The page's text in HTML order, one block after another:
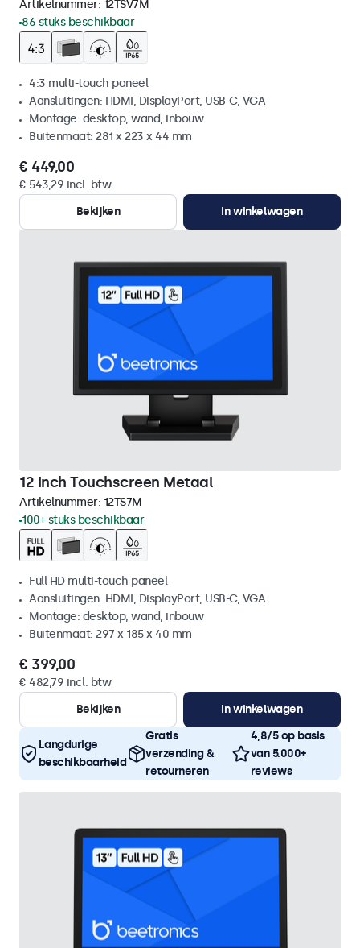
Artikelnummer: 12TSV7M
86 stuks beschikbaar
4:3 multi-touch paneel
Aansluitingen: HDMI, DisplayPort, USB-C, VGA
Montage: desktop, wand, inbouw
Buitenmaat: 281 x 223 x 44 mm
€ 449,00
€ 543,29 incl. btw
Bekijken
In winkelwagen
12 Inch Touchscreen Metaal
Artikelnummer: 12TS7M
100+ stuks beschikbaar
Full HD multi-touch paneel
Aansluitingen: HDMI, DisplayPort, USB-C, VGA
Montage: desktop, wand, inbouw
Buitenmaat: 297 x 185 x 40 mm
€ 399,00
€ 482,79 incl. btw
Bekijken
In winkelwagen
Langdurige
beschikbaarheid
Gratis
verzending &
retourneren
4,8/5 op basis
van 5.000+
reviews